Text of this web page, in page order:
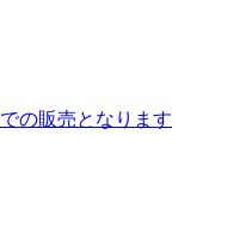
での販売となります